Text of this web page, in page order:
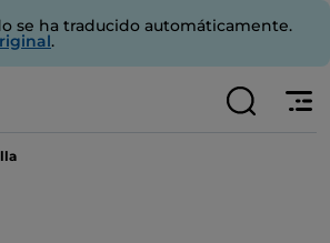
se ha traducido automáticamente.
.